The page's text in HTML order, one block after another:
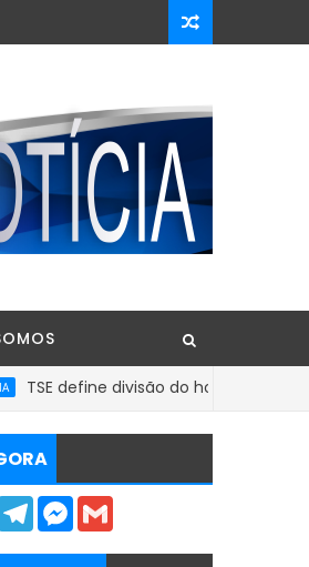
divisão do horário eleitoral e
T
e
M
s
i